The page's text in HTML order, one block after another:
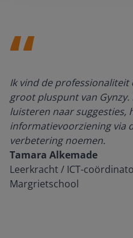
Ik vind de
groot pluspunt van
luisteren naar suggesties,
informatievoorziening via
verbetering noemen.
Tamara Alkemade
Leerkracht / ICT-
Margrietschool